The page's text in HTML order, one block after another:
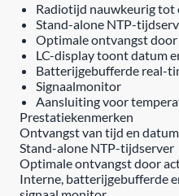
Radiotijd nauwkeurig tot
Stand-alone NTP-
Optimale ontvangst
LC-display toont datum
Batterijgebufferde real-
Signaalmonitor
Aansluiting voor
Prestatiekenmerken
Ontvangst van tijd en
Stand-alone NTP-tijdserver
Optimale ontvangst door
Interne, batterijgebufferde